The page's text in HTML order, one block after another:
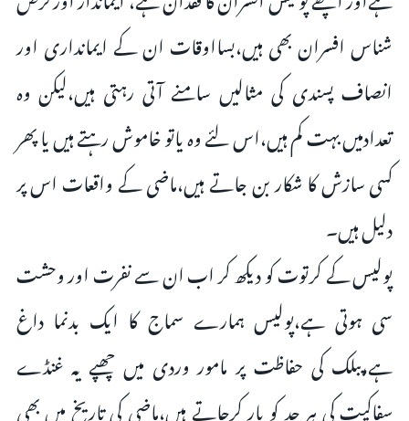
شناس افسران بھی ہیں،بسااوقات ان کے ایمانداری اور
انصاف پسندی کی مثالیں سامنے آتی رہتی ہیں،لیکن وہ
تعدادمیں بہت کم ہیں،اس لئے وہ یاتو خاموش رہتے ہیں یا پھر
کسی سازش کا شکار بن جاتے ہیں،ماضی کے واقعات اس پر
دلیل ہیں۔
پولیس کے کرتوت کو دیکھ کر اب ان سے نفرت اور وحشت
سی ہوتی ہے،پولیس ہمارے سماج کا ایک بدنما داغ
ہے،پبلک کی حفاظت پر مامور وردی میں چھپے یہ غنڈے
سفاکیت کی ہر حد کو پار کرجاتے ہیں،ماضی کی تاریخ میں بھی